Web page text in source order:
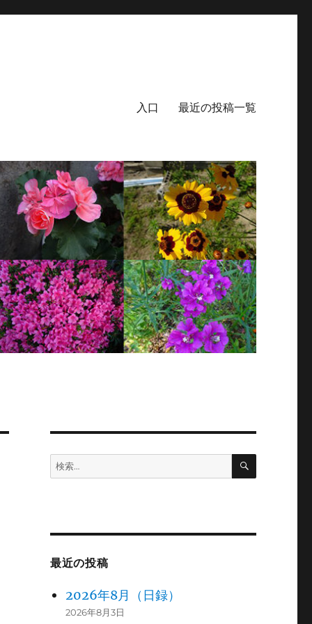
入口 最近の投稿一覧
検
索:
検
最近の投稿
2026年8月（日録）
2026年8月3日